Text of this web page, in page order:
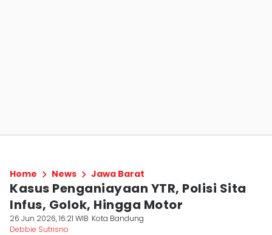
Home News Jawa Barat
Kasus Penganiayaan YTR, Polisi Sita
Infus, Golok, Hingga Motor
26 Jun 2026, 16:21 WIB Kota Bandung
Debbie Sutrisno